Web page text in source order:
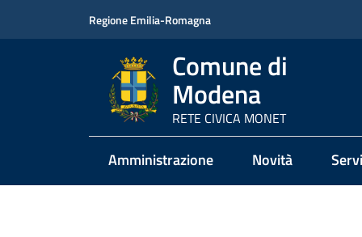
Regione Emilia-Romagna
Comune di
Modena
RETE CIVICA MONET
Amministrazione Novità